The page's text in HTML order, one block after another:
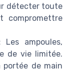
détecter toute
compromettre
Les ampoules,
de vie limitée.
portée de main